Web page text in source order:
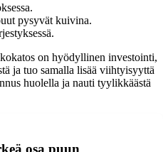
pysyvät kuivina.
on hyödyllinen investointi,
ja tuo samalla lisää viihtyisyyttä
huolella ja nauti tyylikkäästä
osa puun